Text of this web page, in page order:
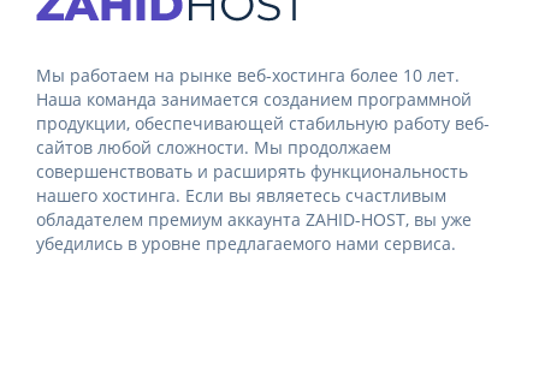
Мы работаем на рынке веб-хостинга более 10 лет.
Наша команда занимается созданием программной
продукции, обеспечивающей стабильную работу веб-
сайтов любой сложности. Мы продолжаем
совершенствовать и расширять функциональность
нашего хостинга. Если вы являетесь счастливым
обладателем премиум аккаунта ZAHID-HOST, вы уже
убедились в уровне предлагаемого нами сервиса.